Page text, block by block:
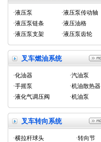
·液压泵
·液压泵传动轴
·液压泵链条
·液压油格
·液压泵支架
·液压泵齿轮
叉车燃油系统
·化油器
·汽油泵
·手摇泵
·机油散热器
·液化气调压阀
·机油泵
叉车转向系统
·横拉杆球头
·转向节